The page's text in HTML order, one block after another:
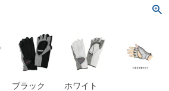
ブラック
ホワイト